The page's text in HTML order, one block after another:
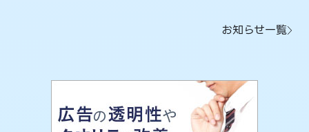
お知らせ一覧